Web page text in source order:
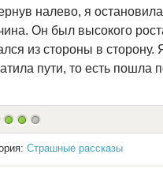
налево, я
Он был высокого
из стороны в сторону.
пути, то есть пошла
Страшные рассказы